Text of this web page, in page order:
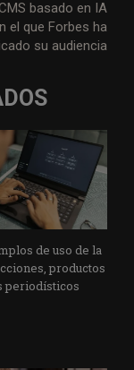
basado en IA
el que Forbes ha
su audiencia
de uso de la
productos
periodísticos